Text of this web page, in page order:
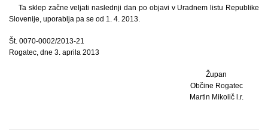
Ta sklep začne veljati naslednji dan po objavi v Uradnem listu Republike
Slovenije, uporablja pa se od 1. 4. 2013.
Št. 0070-0002/2013-21
Rogatec, dne 3. aprila 2013
Župan
Občine Rogatec
Martin Mikolič l.r.